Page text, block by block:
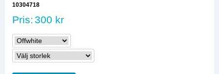
10304718
Pris: 300 kr